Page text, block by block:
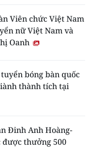
Viên chức Việt Nam
nữ Việt Nam và
Oanh
bóng bàn quốc
thành tích tại
Đinh Anh Hoàng-
được thưởng 500